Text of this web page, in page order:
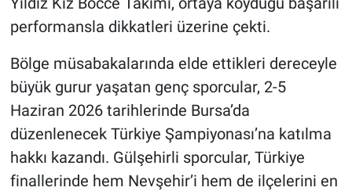
performansla dikkatleri üzerine çekti.
Bölge müsabakalarında elde ettikleri dereceyle
büyük gurur yaşatan genç sporcular, 2-5
Haziran 2026 tarihlerinde Bursa’da
düzenlenecek Türkiye Şampiyonası’na katılma
hakkı kazandı. Gülşehirli sporcular, Türkiye
finallerinde hem Nevşehir’i hem de ilçelerini en
Asayiş
Kültür - Sanat
Politika